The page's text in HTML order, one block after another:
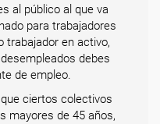
al público al que va
para trabajadores
trabajador en activo,
debes
de empleo.
ciertos colectivos
mayores de 45 años,